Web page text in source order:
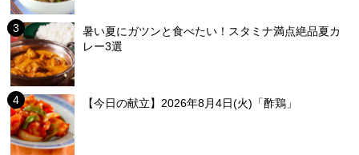
暑い夏にガツンと食べたい！スタミナ満点絶品夏カ
レー3選
【今日の献立】2026年8月4日(火)「酢鶏」